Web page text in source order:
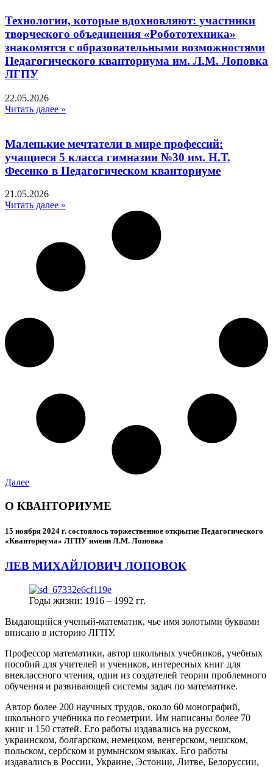
Технологии, которые вдохновляют: участники
творческого объединения «Робототехника»
знакомятся с образовательными возможностями
Педагогического кванториума им. Л.М. Лоповка
ЛГПУ
22.05.2026
Читать далее »
Маленькие мечтатели в мире профессий:
учащиеся 5 класса гимназии №30 им. Н.Т.
Фесенко в Педагогическом кванториуме
21.05.2026
Читать далее »
Далее
О КВАНТОРИУМЕ
15 ноября 2024 г. состоялось торжественное открытие Педагогического
«Кванториума» ЛГПУ имени Л.М. Лоповка
ЛЕВ МИХАЙЛОВИЧ ЛОПОВОК
Годы жизни: 1916 – 1992 гг.
Выдающийся ученый-математик, чье имя золотыми буквами
вписано в историю ЛГПУ.
Профессор математики, автор школьных учебников, учебных
пособий для учителей и учеников, интересных книг для
внеклассного чтения, один из создателей теории проблемного
обучения и развивающей системы задач по математике.
Автор более 200 научных трудов, около 60 монографий,
школьного учебника по геометрии. Им написаны более 70
книг и 150 статей. Его работы издавались на русском,
украинском, болгарском, немецком, венгерском, чешском,
польском, сербском и румынском языках. Его работы
издавались в России, Украине, Эстонии, Литве, Белоруссии,